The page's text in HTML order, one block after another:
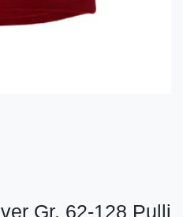
Gr. 62-128 Pulli